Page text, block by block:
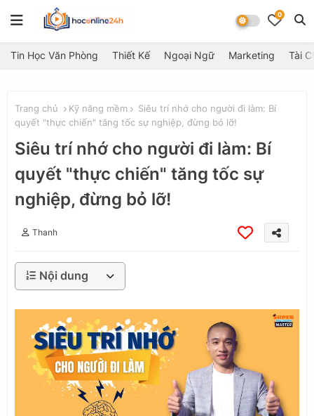
0
Tin Học Văn Phòng Thiết Kế Ngoại Ngữ Marketing Tài
Trang chủ Kỹ năng mềm
Siêu trí nhớ cho người đi làm: Bí
quyết "thực chiến" tăng tốc sự nghiệp, đừng bỏ lỡ!
Siêu trí nhớ cho người đi làm: Bí
quyết "thực chiến" tăng tốc sự
nghiệp, đừng bỏ lỡ!
Thanh
Nội dung